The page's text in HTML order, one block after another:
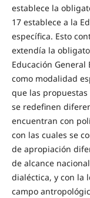
establece la
17 establece a la
específica. Esto
extendía la
Educación
como modalidad
que las
se redefinen
encuentran con
con las cuales se
de apropiación
de alcance
dialéctica, y con la
campo